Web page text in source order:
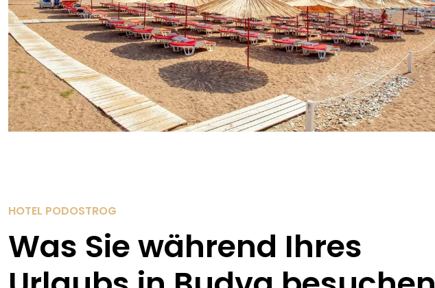
HOTEL PODOSTROG
Was Sie während Ihres